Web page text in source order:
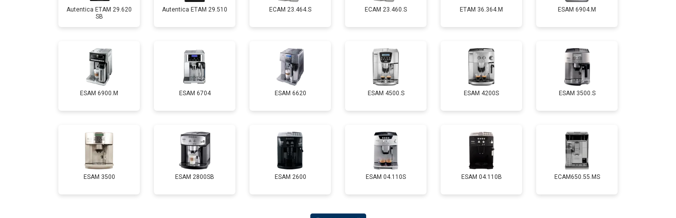
Autentica ETAM 29.620
SB
Autentica ETAM 29.510 EСAM 23.464.S EСAM 23.460.S ETAM 36.364.M ESAM 6904.M
ESAM 6900.M ESAM 6704 ESAM 6620 ESAM 4500.S ESAM 4200S ESAM 3500.S
ESAM 3500 ESAM 2800SB ESAM 2600 ESAM 04.110S ESAM 04.110B ECAM650.55.MS